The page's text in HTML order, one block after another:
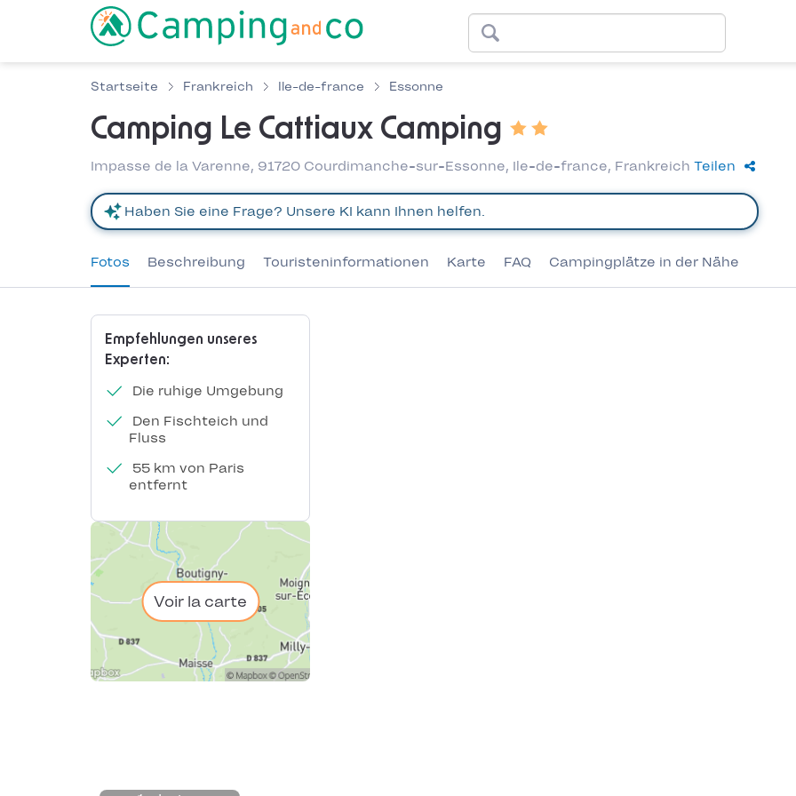
Startseite Frankreich Ile-de-france Essonne
Camping Le Cattiaux Camping
Impasse de la Varenne, 91720 Courdimanche-sur-Essonne, Ile-de-france, Frankreich Teilen
Fotos Beschreibung Touristeninformationen Karte FAQ Campingplätze in der Nähe
Empfehlungen unseres
Experten:
Die ruhige Umgebung
Den Fischteich und
Fluss
55 km von Paris
entfernt
Voir la carte